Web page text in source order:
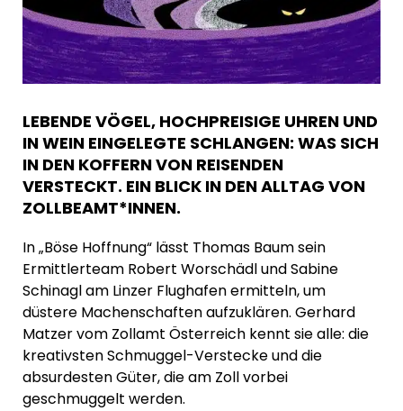
LEBENDE VÖGEL, HOCHPREISIGE UHREN UND
IN WEIN EINGELEGTE SCHLANGEN: WAS SICH
IN DEN KOFFERN VON REISENDEN
VERSTECKT. EIN BLICK IN DEN ALLTAG VON
ZOLLBEAMT*INNEN.
In „Böse Hoffnung“ lässt Thomas Baum sein
Ermittlerteam Robert Worschädl und Sabine
Schinagl am Linzer Flughafen ermitteln, um
düstere Machenschaften aufzuklären. Gerhard
Matzer vom Zollamt Österreich kennt sie alle: die
kreativsten Schmuggel-Verstecke und die
absurdesten Güter, die am Zoll vorbei
geschmuggelt werden.